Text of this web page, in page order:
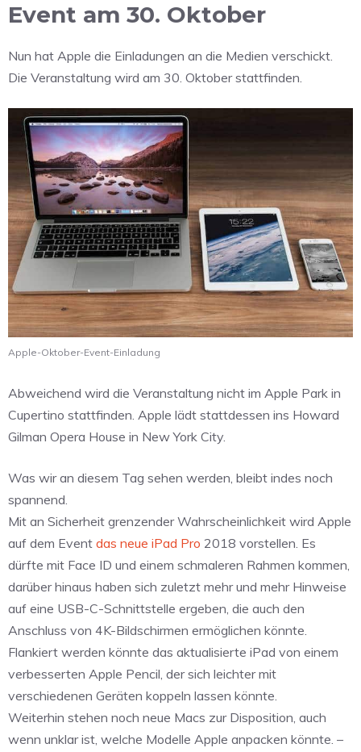
Event am 30. Oktober
Nun hat Apple die Einladungen an die Medien verschickt.
Die Veranstaltung wird am 30. Oktober stattfinden.
Apple-Oktober-Event-Einladung
Abweichend wird die Veranstaltung nicht im Apple Park in
Cupertino stattfinden. Apple lädt stattdessen ins Howard
Gilman Opera House in New York City.
Was wir an diesem Tag sehen werden, bleibt indes noch
spannend.
Mit an Sicherheit grenzender Wahrscheinlichkeit wird Apple
auf dem Event das neue iPad Pro 2018 vorstellen. Es
dürfte mit Face ID und einem schmaleren Rahmen kommen,
darüber hinaus haben sich zuletzt mehr und mehr Hinweise
auf eine USB-C-Schnittstelle ergeben, die auch den
Anschluss von 4K-Bildschirmen ermöglichen könnte.
Flankiert werden könnte das aktualisierte iPad von einem
verbesserten Apple Pencil, der sich leichter mit
verschiedenen Geräten koppeln lassen könnte.
Weiterhin stehen noch neue Macs zur Disposition, auch
wenn unklar ist, welche Modelle Apple anpacken könnte. –